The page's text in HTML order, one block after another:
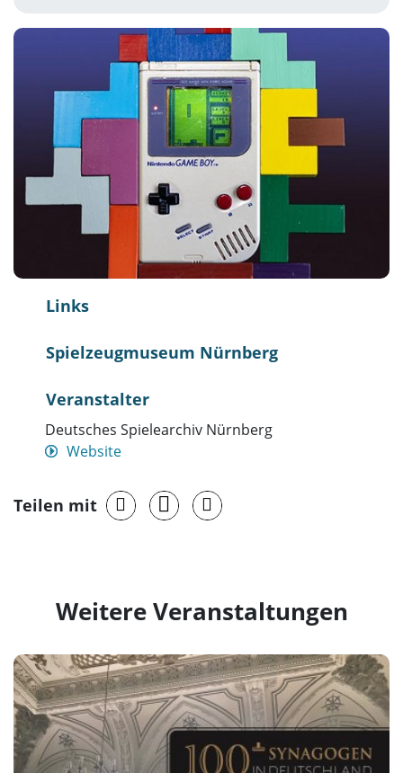
Links
Spielzeugmuseum Nürnberg
Veranstalter
Deutsches Spielearchiv Nürnberg
Website
Teilen mit
Weitere Veranstaltungen